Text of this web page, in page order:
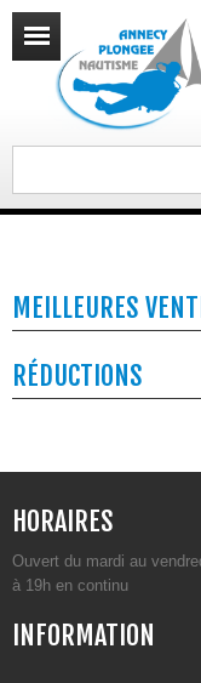
MEILLEURES
RÉDUCTIONS
HORAIRES
Ouvert du mardi au
à 19h en continu
INFORMATION